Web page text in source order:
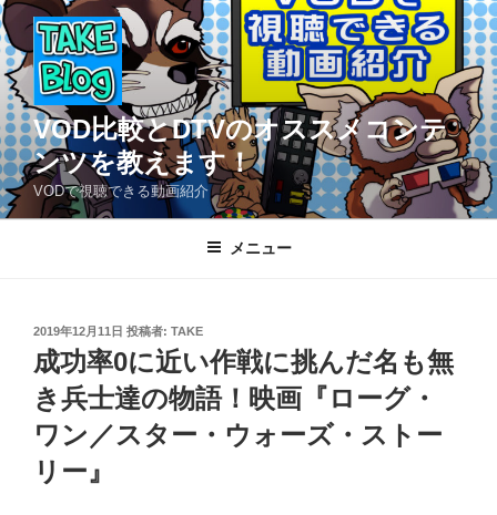
コ
ン
テ
ン
ツ
へ
ス
キ
ッ
VOD比較とDTVのオススメコンテ
ンツを教えます！
VODで視聴できる動画紹介
メニュー
投
日:
2019年12月11日 投稿者: TAKE
成功率0に近い作戦に挑んだ名も無
き兵士達の物語！映画『ローグ・
ワン／スター・ウォーズ・ストー
リー』